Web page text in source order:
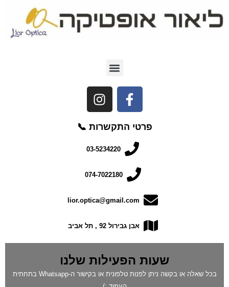
פרטי התקשרות 📞
03-5234220
074-7022180
lior.optica@gmail.com
אבן גבירול 92 , תל אביב
שעות הפעילות שלנו
בכל שאלה או בקשה ניתן לפנות טלפונית או בקישור ה-Whatsapp בתחתית